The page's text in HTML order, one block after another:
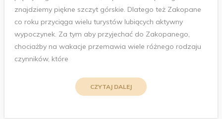
znajdziemy piękne szczyt górskie. Dlatego też Zakopane
co roku przyciąga wielu turystów lubiących aktywny
wypoczynek. Za tym aby przyjechać do Zakopanego,
chociażby na wakacje przemawia wiele różnego rodzaju
czynników, które
CZYTAJ DALEJ